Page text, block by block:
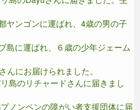
ヤンゴンに運ばれ、4歳の男の子
島に運ばれ、６歳の少年ジェーム
んにお届けられました。
島のリチャードさんに届きまし
ノンペンの障がい者支援団体に届